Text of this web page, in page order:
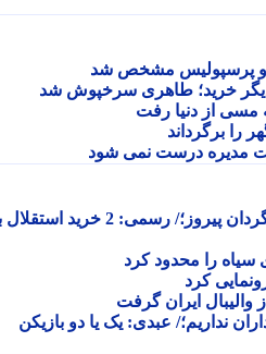
پرسپولیس مشخص شد
خرید؛ طاهری سرخپوش شد
از دنیا رفت
برگرداند
مدیره درست نمی شود
خلیفه و گودرزی در جمع شاگردان پیروز؛/ رسمی: 2 خرید استقلال به
را محدود کرد
کرد
ایران گرفت
عبدی: یک یا دو بازیکن